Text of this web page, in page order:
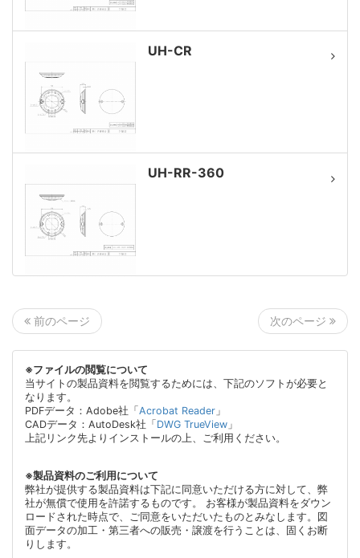
UH-CR
UH-RR-360
前のページ 次のページ
※ファイルの閲覧について
当サイトの製品資料を閲覧するためには、下記のソフトが必要と
なります。
PDFデータ：Adobe社「Acrobat Reader 」
CADデータ：AutoDesk社「DWG TrueView 」
上記リンク先よりインストールの上、ご利用ください。
※製品資料のご利用について
弊社が提供する製品資料は下記に同意いただける方に対して、弊
社が無償で使用を許諾するものです。 お客様が製品資料をダウン
ロードされた時点で、ご同意をいただいたものとみなします。図
面データの加工・第三者への販売・譲渡を行うことは、固くお断
りします。